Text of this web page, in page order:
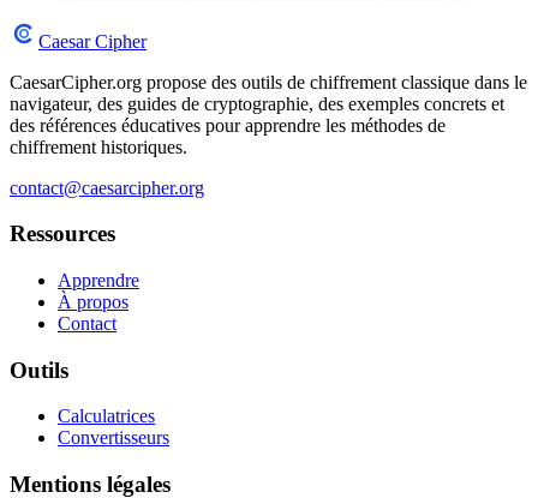
Caesar Cipher
CaesarCipher.org propose des outils de chiffrement classique dans le
navigateur, des guides de cryptographie, des exemples concrets et
des références éducatives pour apprendre les méthodes de
chiffrement historiques.
contact@caesarcipher.org
Ressources
Apprendre
À propos
Contact
Outils
Calculatrices
Convertisseurs
Mentions légales